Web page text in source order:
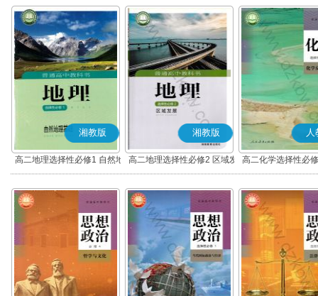
湘教版
高二地理选择性必修1 自然地
理基础
湘教版
高二地理选择性必修2 区域发
展
人
高二化学选择性必
应原理